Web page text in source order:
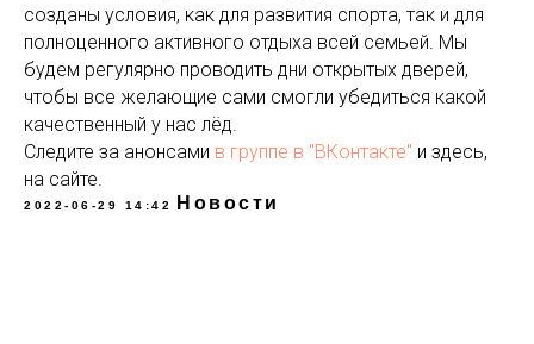
созданы условия, как для развития спорта, так и для
полноценного активного отдыха всей семьей. Мы
будем регулярно проводить дни открытых дверей,
чтобы все желающие сами смогли убедиться какой
качественный у нас лёд.
Следите за анонсами в группе в "ВКонтакте" и здесь,
на сайте.
2022-06-29 14:42 Новости